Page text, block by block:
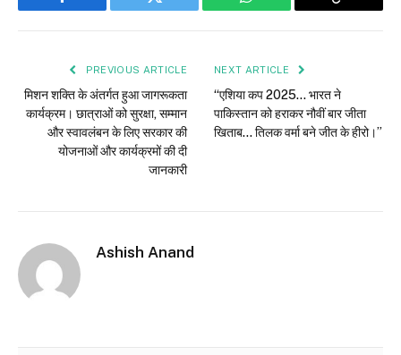
Facebook Twitter WhatsApp
Copy
PREVIOUS ARTICLE
मिशन शक्ति के अंतर्गत हुआ जागरूकता
कार्यक्रम। छात्राओं को सुरक्षा, सम्मान
और स्वावलंबन के लिए सरकार की
योजनाओं और कार्यक्रमों की दी
जानकारी
NEXT ARTICLE
“एशिया कप 2025… भारत ने
पाकिस्तान को हराकर नौवीं बार जीता
खिताब… तिलक वर्मा बने जीत के हीरो।”
Ashish Anand